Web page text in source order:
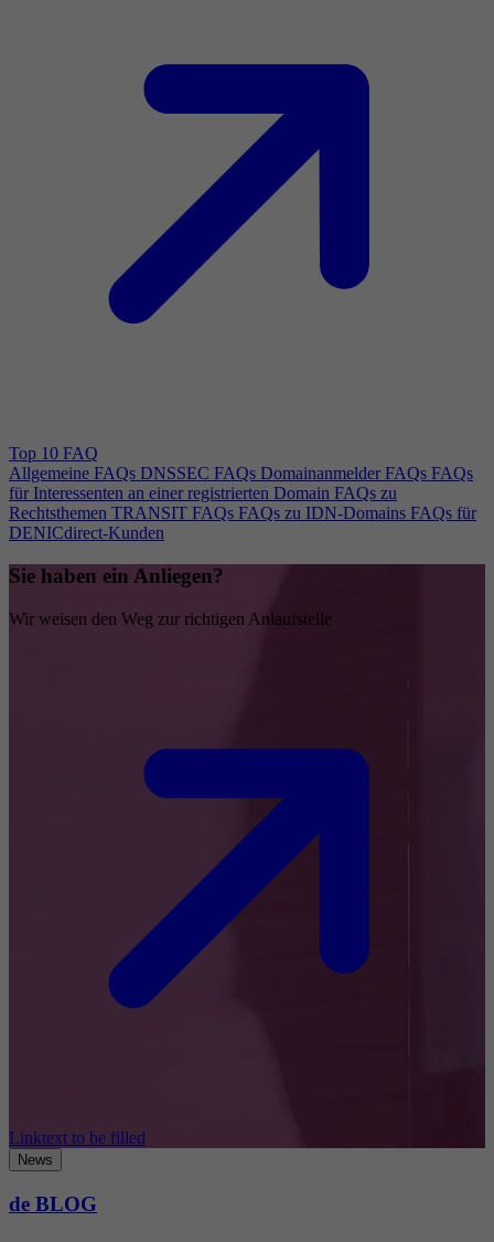
Top 10 FAQ
Allgemeine FAQs DNSSEC FAQs Domainanmelder FAQs FAQs
für Interessenten an einer registrierten Domain FAQs zu
Rechtsthemen TRANSIT FAQs FAQs zu IDN-Domains FAQs für
DENICdirect-Kunden
Sie haben ein Anliegen?
Wir weisen den Weg zur richtigen Anlaufstelle
Linktext to be filled
News
de BLOG